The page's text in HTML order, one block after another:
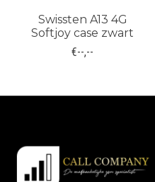
Swissten A13 4G
Softjoy case zwart
€--,--